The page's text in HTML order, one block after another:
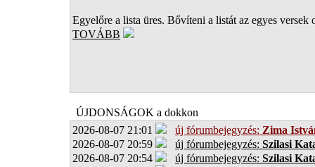
Egyelőre a lista üres. Bővíteni a listát az egyes versek
TOVÁBB
ÚJDONSÁGOK a dokkon
2026-08-07 21:01
új fórumbejegyzés: Zima
2026-08-07 20:59
új fórumbejegyzés: Szilasi
2026-08-07 20:54
új fórumbejegyzés: Szilasi